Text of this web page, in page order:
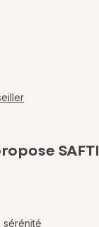
SAFTI
sérénité